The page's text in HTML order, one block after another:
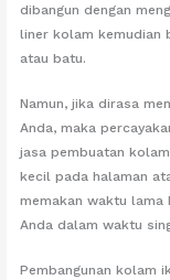
dibangun dengan
liner kolam kemudian
atau batu.
Namun, jika dirasa
Anda, maka
jasa pembuatan
kecil pada halaman
memakan waktu
Anda dalam waktu
Pembangunan kolam